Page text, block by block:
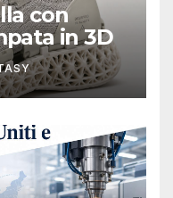
con
in 3D